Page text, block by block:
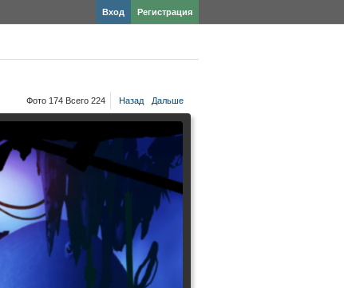
Регистрация
Вход
Фото 174 Всего 224 Назад Дальше